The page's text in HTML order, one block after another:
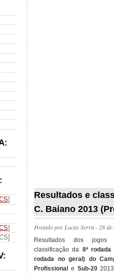
]
]
Resultados e
C. Baiano 2013
Postado porLucas Serra- 28 de
Resultados dos
classificação da 8ª rodada
rodada no geral) do
Profissional
e Sub-20